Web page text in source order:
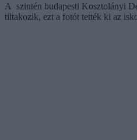
A szintén budapesti Kosztolányi
tiltakozik, ezt a fotót tették ki az